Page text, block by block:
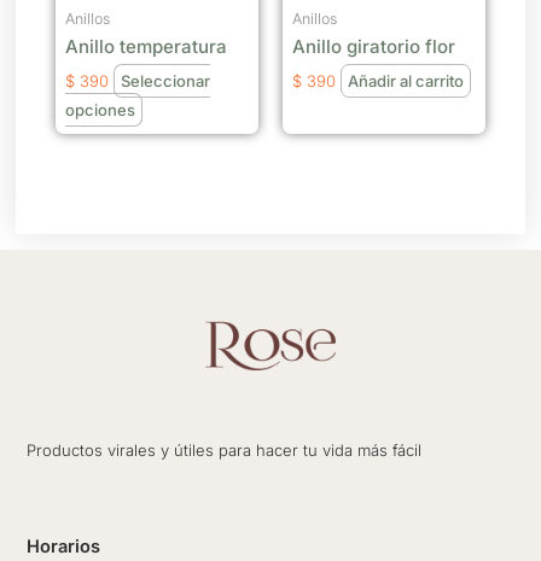
Anillos
Anillo temperatura
$ 390
Seleccionar
opciones
pueden
elegir
en
la
Anillos
Anillo giratorio flor
$ 390 Añadir al carrito
Productos virales y útiles para hacer tu vida más fácil
Horarios